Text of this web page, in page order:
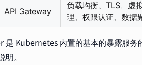
API Gateway
负载均衡、TLS、虚
理、权限认证、数据
Kubernetes 内置的基本的暴露服务
。